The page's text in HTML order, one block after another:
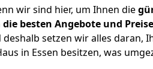
wir sind hier, um Ihnen die
die besten Angebote und Preise
setzen wir alles daran,
in Essen besitzen, was